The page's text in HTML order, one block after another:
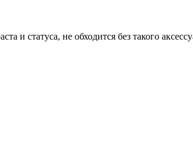
и статуса, не обходится без такого